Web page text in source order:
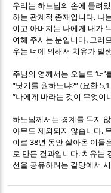
우리는 하느님의 손에 들려
하는 관계적 존재입니다. 나
이고 아버지는 나에게 내가
여해 주시는 분입니다. 그러
우는 너에 의해서 치유가 발
주님의 영께서는 오늘도‘너’
“낫기를 원하느냐?” (요한
“나에게 바라는 것이 무엇이
하느님께서는 경계를 두지
아무도 제외되지 않습니다.
이로38년 동안 살아온 이들
로 만든 결과입니다. 치유는
선을 공유하려는 갈망에서